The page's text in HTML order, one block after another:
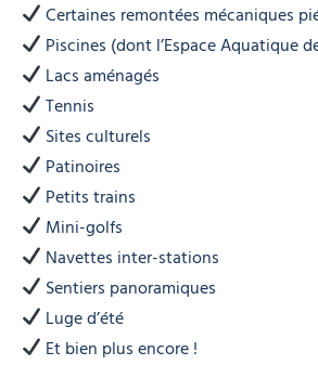
Certaines remontées mécaniques
Piscines (dont l’Espace Aquatique
Lacs aménagés
Tennis
Sites culturels
Patinoires
Petits trains
Mini-golfs
Navettes inter-stations
Sentiers panoramiques
Luge d’été
Et bien plus encore !